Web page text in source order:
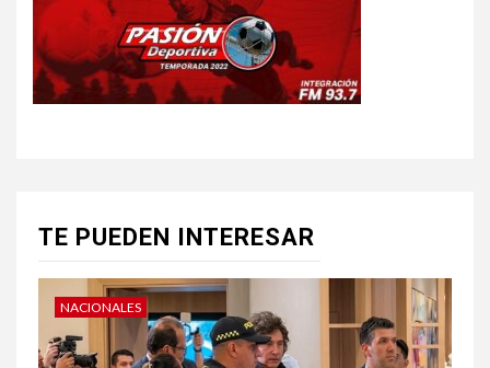
TE PUEDEN INTERESAR
NACIONALES